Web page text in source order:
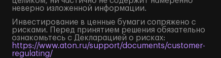
неверно изложенной информации.
Инвестирование в ценные бумаги сопряжено с
рисками. Перед принятием решения обязательно
ознакомьтесь с Декларацией о рисках:
https://www.aton.ru/support/documents/customer-
regulating/